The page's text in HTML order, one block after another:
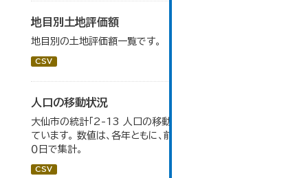
地目別土地評価額
地目別の土地評価額一覧です。
CSV
人口の移動状況
大仙市の統計「2-13 人口の移動状況」のデータを参照し
ています。 数値は、各年ともに、前年１０月１日～当年９月３
０日で集計。
CSV